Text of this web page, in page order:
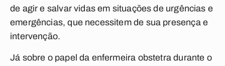
de agir e salvar vidas em situações de urgências e
emergências, que necessitem de sua presença e
intervenção.
Já sobre o papel da enfermeira obstetra durante o